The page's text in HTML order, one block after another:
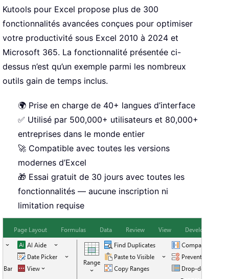
Kutools pour Excel propose plus de 300
fonctionnalités avancées conçues pour optimiser
votre productivité sous Excel 2010 à 2024 et
Microsoft 365. La fonctionnalité présentée ci-
dessus n’est qu’un exemple parmi les nombreux
outils gain de temps inclus.
🌍 Prise en charge de 40+ langues d’interface
✅ Utilisé par 500,000+ utilisateurs et 80,000+
entreprises dans le monde entier
🚀 Compatible avec toutes les versions
modernes d’Excel
🎁 Essai gratuit de 30 jours avec toutes les
fonctionnalités — aucune inscription ni
limitation requise